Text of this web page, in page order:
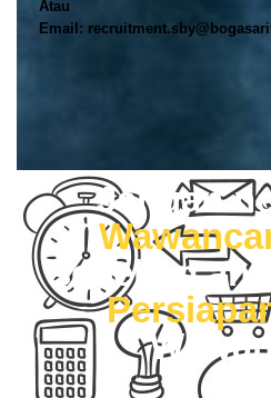
Atau
Email:
Jangan
sebelum